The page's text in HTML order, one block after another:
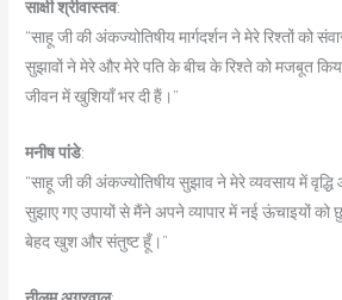
साक्षी श्रीवास्तव:
“साहू जी की अंकज्योतिषीय मार्गदर्शन ने मेरे रिश्तों को
सुझावों ने मेरे और मेरे पति के बीच के रिश्ते को मजबूत
जीवन में खुशियाँ भर दी हैं।”
मनीष पांडे:
“साहू जी की अंकज्योतिषीय सुझाव ने मेरे व्यवसाय में
सुझाए गए उपायों से मैंने अपने व्यापार में नई ऊंचाइयों
बेहद खुश और संतुष्ट हूँ।”